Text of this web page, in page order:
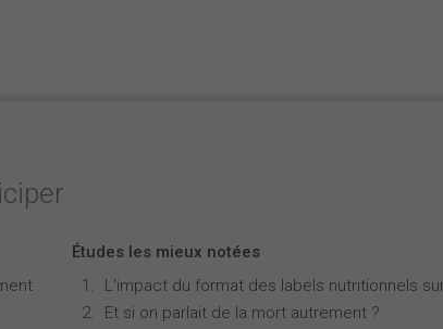
Études les mieux notées
L'impact du format des labels nutritionnels
Et si on parlait de la mort autrement ?